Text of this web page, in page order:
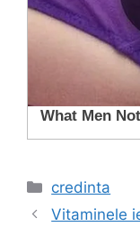
Categorii
credinta
Vitaminele